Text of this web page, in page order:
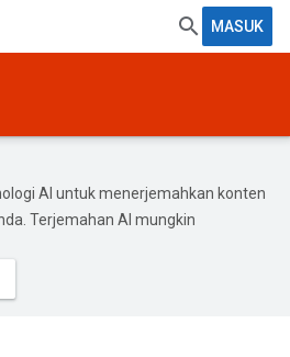
MASUK
AI untuk menerjemahkan konten
Terjemahan AI mungkin